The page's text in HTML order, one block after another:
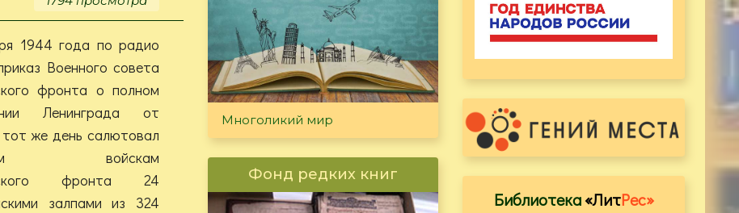
И
1944 года по радио
Военного совета
фронта о полном
Ленинграда от
же день салютовал
войскам
фронта 24
залпами из 324
Многоликий мир
Фонд редких книг
Библиотека«ЛитРес»